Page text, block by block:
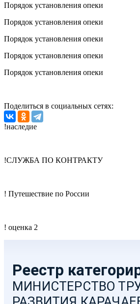
Порядок установления опеки
Порядок установления опеки
Порядок установления опеки
Порядок установления опеки
Порядок установления опеки
Поделиться в социальных сетях:
!наследие
!СЛУЖБА ПО КОНТРАКТУ
! Путешествие по России
! оценка 2